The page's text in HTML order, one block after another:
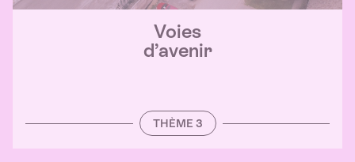
Voies
d’avenir
THÈME 3